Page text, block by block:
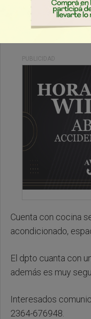
Oportunidad, se
1 ambiente,
PUBLICIDAD
Cuenta con cocina
acondicionado,
El dpto cuanta con
además es muy
Interesados
2364-676948.